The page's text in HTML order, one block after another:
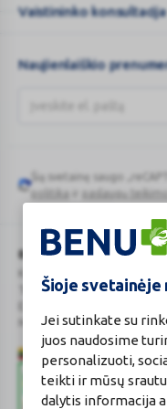
Šioje svetainėje
Jei sutinkate su
juos naudosime
personalizuoti,
teikti ir mūsų
dalytis informacija
Vaistininko konsultacija
Naujienlaiškio
Google
Šią svetainę saugo
politika
paslaugų
BENU Vaistinė Lietuva, UAB
Kauno r. sav., Karmėlavos
Tel. +370 37 225 522
Maisto tvarkymo subjektų